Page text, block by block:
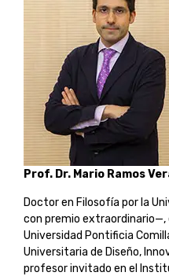
Prof. Dr. Mario Ramos
Doctor en Filosofía por la
con premio
Universidad Pontificia
Universitaria de Diseño,
profesor invitado en el